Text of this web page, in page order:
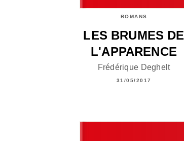
ROMANS
LES BRUMES DE
L'APPARENCE
Frédérique Deghelt
31/05/2017